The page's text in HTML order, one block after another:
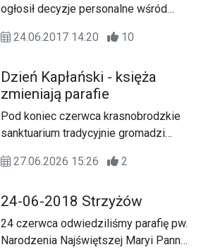
ogłosił decyzje personalne wśród
24.06.2017 14:20
10
Dzień Kapłański - księża
zmieniają parafie
Pod koniec czerwca krasnobrodzkie
sanktuarium tradycyjnie gromadzi
lubaczowskiej na Dniu Formacji
odbyło się 27 czerwca i było czasem
wspólnej modlitwy oraz refleksji nad
kapłańską posługą.
27.06.2026 15:26 2
24-06-2018 Strzyżów
24 czerwca odwiedziliśmy parafię pw.
Narodzenia Najświętszej Maryi Panny